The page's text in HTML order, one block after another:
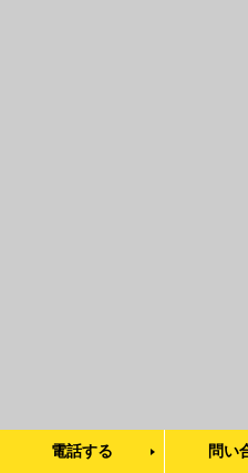
電話する 問い